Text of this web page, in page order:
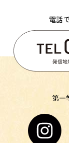
電話
第一